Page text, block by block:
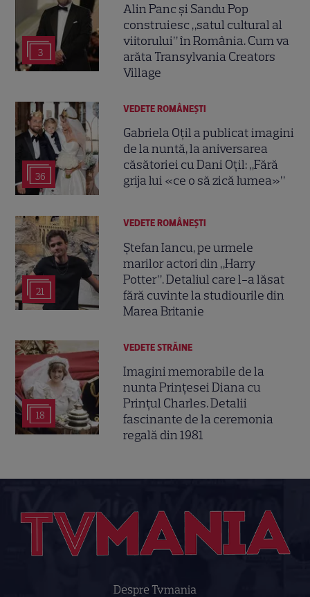
3
Alin Panc și Sandu Pop
construiesc „satul cultural al
viitorului” în România. Cum va
arăta Transylvania Creators
Village
36
VEDETE ROMÂNEŞTI
Gabriela Oțil a publicat imagini
de la nuntă, la aniversarea
căsătoriei cu Dani Oțil: „Fără
grija lui «ce o să zică lumea»”
21
VEDETE ROMÂNEŞTI
Ștefan Iancu, pe urmele
marilor actori din „Harry
Potter”. Detaliul care l-a lăsat
fără cuvinte la studiourile din
Marea Britanie
18
VEDETE STRĂINE
Imagini memorabile de la
nunta Prințesei Diana cu
Prințul Charles. Detalii
fascinante de la ceremonia
regală din 1981
Despre Tvmania